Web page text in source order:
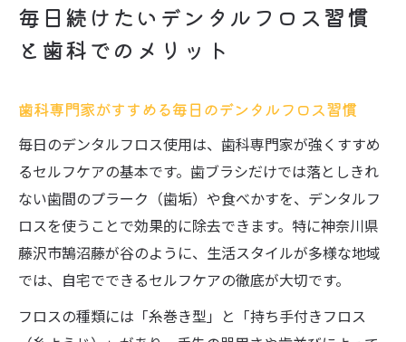
デンタルフロスと歯科ケアがもたらす健康
効果
奥歯ケアに役立つフロスの使い方と選び方
歯科推奨の奥歯用デンタルフロス活用術
奥歯ケアに強いフロス選びと歯科の視点
歯科で学ぶ奥歯のデンタルフロス使い方コ
ツ
デンタルフロス奥歯ケアの悩みと歯科対策
法
歯科が伝授する奥歯にやさしいフロス実践
毎日続けたいデンタルフロス習慣
と歯科でのメリット
歯科専門家がすすめる毎日のデンタルフロス習慣
毎日のデンタルフロス使用は、歯科専門家が強くすすめ
るセルフケアの基本です。歯ブラシだけでは落としきれ
ない歯間のプラーク（歯垢）や食べかすを、デンタルフ
ロスを使うことで効果的に除去できます。特に神奈川県
藤沢市鵠沼藤が谷のように、生活スタイルが多様な地域
では、自宅でできるセルフケアの徹底が大切です。
フロスの種類には「糸巻き型」と「持ち手付きフロス